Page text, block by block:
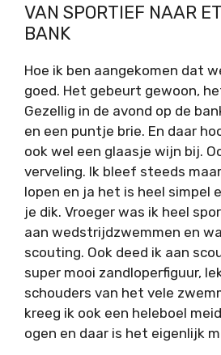
VAN SPORTIEF NAAR
BANK
Hoe ik ben aangekomen dat
goed. Het gebeurt gewoon,
Gezellig in de avond op de
en een puntje brie. En daar
ook wel een glaasje wijn bij.
verveling. Ik bleef steeds
lopen en ja het is heel simpel
je dik. Vroeger was ik heel
aan wedstrijdzwemmen en
scouting. Ook deed ik aan
super mooi zandloperfiguur,
schouders van het vele
kreeg ik ook een heleboel
ogen en daar is het eigenlijk